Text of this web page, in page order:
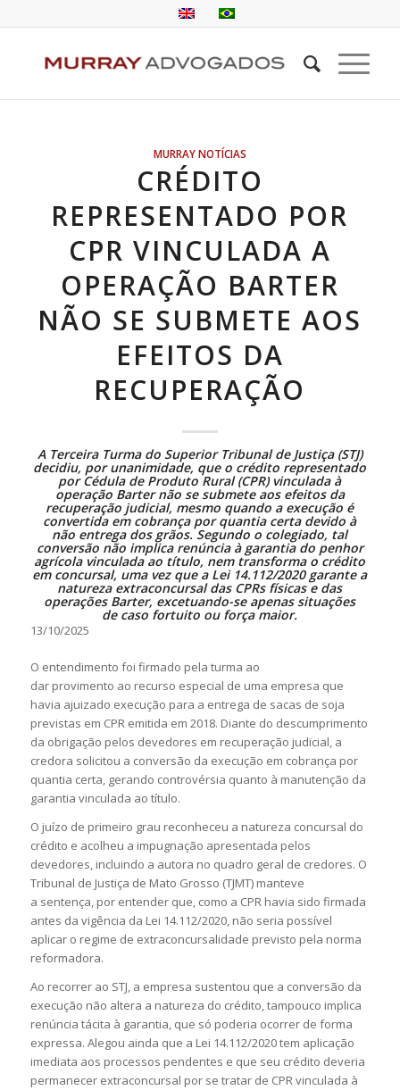
MURRAY NOTÍCIAS
CRÉDITO
REPRESENTADO POR
CPR VINCULADA A
OPERAÇÃO BARTER
NÃO SE SUBMETE AOS
EFEITOS DA
RECUPERAÇÃO
A Terceira Turma do Superior Tribunal de Justiça (STJ)
decidiu, por unanimidade, que o crédito representado
por Cédula de Produto Rural (CPR) vinculada à
operação Barter não se submete aos efeitos da
recuperação judicial, mesmo quando a execução é
convertida em cobrança por quantia certa devido à
não entrega dos grãos. Segundo o colegiado, tal
conversão não implica renúncia à garantia do penhor
agrícola vinculada ao título, nem transforma o crédito
em concursal, uma vez que a Lei 14.112/2020garante a
natureza extraconcursal das CPRs físicas e das
operações Barter, excetuando-se apenas situações
de caso fortuito ou força maior.
13/10/2025
O entendimento foi firmado pela turma ao
dar provimento ao recurso especial de uma empresa que
havia ajuizado execução para a entrega de sacas de soja
previstas em CPR emitida em 2018. Diante do descumprimento
da obrigação pelos devedores em recuperação judicial, a
credora solicitou a conversão da execução em cobrança por
quantia certa, gerando controvérsia quanto à manutenção da
garantia vinculada ao título.
O juízo de primeiro grau reconheceu a natureza concursal do
crédito e acolheu a impugnação apresentada pelos
devedores, incluindo a autora no quadro geral de credores. O
Tribunal de Justiça de Mato Grosso (TJMT) manteve
a sentença, por entender que, como a CPR havia sido firmada
antes da vigência da Lei 14.112/2020, não seria possível
aplicar o regime de extraconcursalidade previsto pela norma
reformadora.
Ao recorrer ao STJ, a empresa sustentou que a conversão da
execução não altera a natureza do crédito, tampouco implica
renúncia tácita à garantia, que só poderia ocorrer de forma
expressa. Alegou ainda que a Lei 14.112/2020 tem aplicação
imediata aos processos pendentes e que seu crédito deveria
permanecer extraconcursal por se tratar de CPR vinculada à